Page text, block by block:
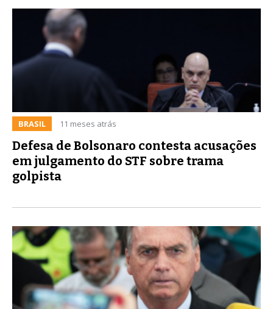
BRASIL 11 meses atrás
Defesa de Bolsonaro contesta acusações
em julgamento do STF sobre trama
golpista